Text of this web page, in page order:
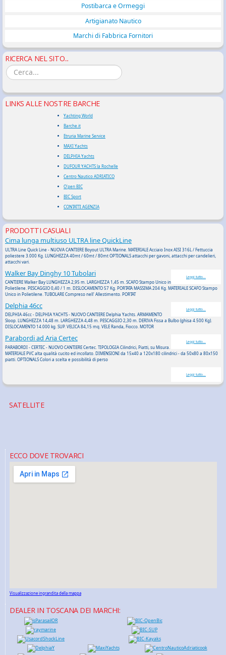
Postibarca e Ormeggi
Artigianato Nautico
Marchi di Fabbrica Fornitori
RICERCA NEL SITO...
LINKS ALLE NOSTRE BARCHE
Yachting World
Barche.it
Etruria Marine Service
MAXI Yachts
DELPHIA Yachts
DUFOUR YACHTS la Rochelle
Centro Nautico ADRIATICO
O'pen BIC
BIC Sport
CONTATTI AGENZIA
PRODOTTI CASUALI
Cima lunga multiuso ULTRA line QuickLine
ULTRA Line Quick Line - NUOVA CANTIERE Boyout ULTRA Marine. MATERIALE Acciaio Inox AISI 316L / Fettuccia
poliestere 3.000 Kg. LUNGHEZZA 40mt / 60mt / 80mt OPTIONALS attacchi per gavoni, attacchi per candelieri,
attacchi vari.
Leggi tutto...
Walker Bay Dinghy 10 Tubolari
CANTIERE Walker Bay LUNGHEZZA 2,95 m. LARGHEZZA 1,45 m. SCAFO Stampo Unico in
Polietilene. PESCAGGIO 0,40 / 1 m. DISLOCAMENTO 57 Kg. PORTATA MASSIMA 204 Kg. MATERIALE SCAFO Stampo
Unico in Polietilene. TUBOLARE Compreso nell' Allestimento. PORTAT
Leggi tutto...
Delphia 46cc
DELPHIA 46cc - DELPHIA YACHTS - NUOVO CANTIERE Delphia Yachts. ARMAMENTO
Sloop. LUNGHEZZA 14,48 m. LARGHEZZA 4,48 m. PESCAGGIO 2,30 m. DERIVA Fissa a Bulbo (ghisa 4.500 Kg).
DISLOCAMENTO 14.000 kg. SUP. VELICA 84,15 mq. VELE Randa, Fiocco. MOTOR
Leggi tutto...
Parabordi ad Aria Certec
PARABORDI - CERTEC - NUOVO CANTIERE Certec. TIPOLOGIA Cilindrici, Piatti, su Misura.
MATERIALE PVC alta qualità cucito ed incollato. DIMENSIONI da 15x40 a 120x180 cilindrici - da 50x80 a 80x150
piatti. OPTIONALS Colori a scelta e possibilità di perso
Leggi tutto...
SATELLITE
ECCO DOVE TROVARCI
Visualizzazione ingrandita della mappa
DEALER IN TOSCANA DEI MARCHI: